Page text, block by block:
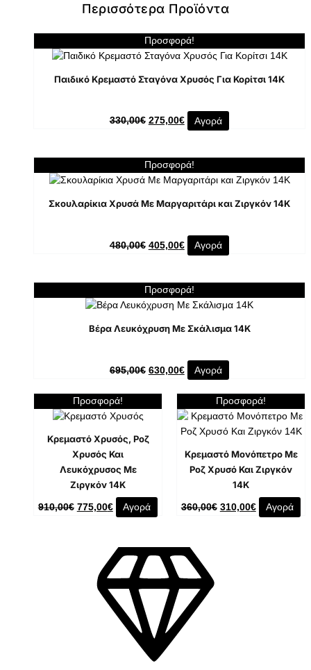
Περισσότερα Προϊόντα
Προσφορά!
Παιδικό Κρεμαστό Σταγόνα Χρυσός Για Κορίτσι 14K
330,00€ 275,00€ Αγορά
Προσφορά!
Σκουλαρίκια Χρυσά Με Μαργαριτάρι και Ζιργκόν 14K
480,00€ 405,00€ Αγορά
Προσφορά!
Βέρα Λευκόχρυση Με Σκάλισμα 14Κ
695,00€ 630,00€ Αγορά
Προσφορά!
Κρεμαστό Χρυσός, Ροζ
Χρυσός Και
Λευκόχρυσος Με
Ζιργκόν 14K
910,00€ 775,00€ Αγορά
Προσφορά!
Κρεμαστό Μονόπετρο Με
Ροζ Χρυσό Και Ζιργκόν
14K
360,00€ 310,00€ Αγορά